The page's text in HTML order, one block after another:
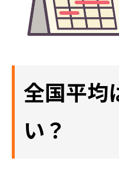
全国平均
い？